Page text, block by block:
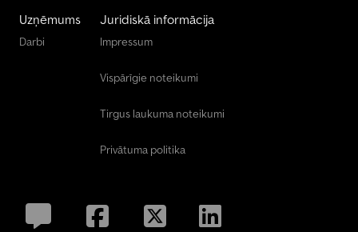
Uzņēmums
Darbi
Juridiskā informācija
Impressum
Vispārīgie noteikumi
Tirgus laukuma noteikumi
Privātuma politika